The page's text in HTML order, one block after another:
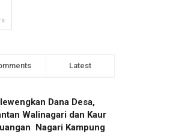
Latest
Dana Desa,
Walinagari dan Kaur
Nagari Kampung